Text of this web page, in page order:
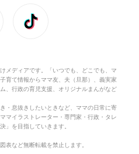
メディアです。「いつでも、どこでも、マ
育て情報からママ友、夫（旦那）、義実家
、行政の育児支援、オリジナルまんがなど
・息抜きしたいときなど、ママの日常に寄
マイラストレーター・専門家・行政・タレ
」を目指していきます。
表など無断転載を禁止します。